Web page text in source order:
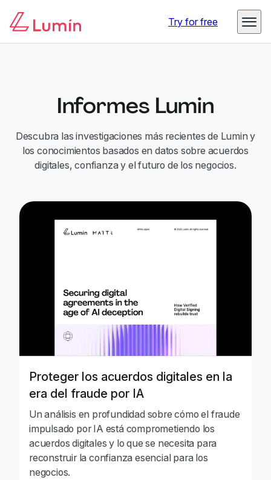
Try for free
Informes Lumin
Descubra las investigaciones más recientes de Lumin y
los conocimientos basados en datos sobre acuerdos
digitales, confianza y el futuro de los negocios.
Proteger los acuerdos digitales en la
era del fraude por IA
Un análisis en profundidad sobre cómo el fraude
impulsado por IA está comprometiendo los
acuerdos digitales y lo que se necesita para
reconstruir la confianza esencial para los
negocios.